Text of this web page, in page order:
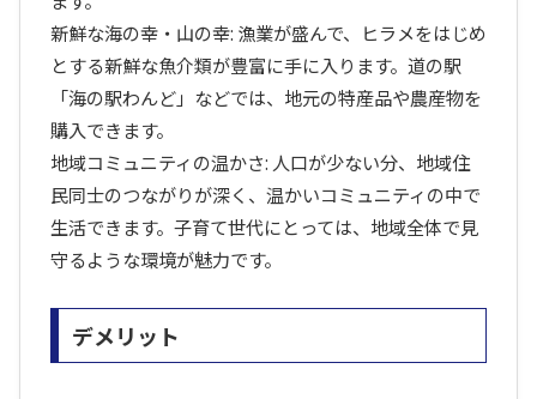
新鮮な海の幸・山の幸: 漁業が盛んで、ヒラメをはじめ
とする新鮮な魚介類が豊富に手に入ります。道の駅
「海の駅わんど」などでは、地元の特産品や農産物を
購入できます。
地域コミュニティの温かさ: 人口が少ない分、地域住
民同士のつながりが深く、温かいコミュニティの中で
生活できます。子育て世代にとっては、地域全体で見
守るような環境が魅力です。
デメリット